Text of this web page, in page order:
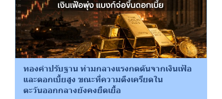
ทองคำปรับฐาน ท่ามกลางแรงกดดันจากเงินเฟ้อ
และดอกเบี้ยสูง ขณะที่ความตึงเครียดใน
ตะวันออกกลางยังคงยืดเยื้อ